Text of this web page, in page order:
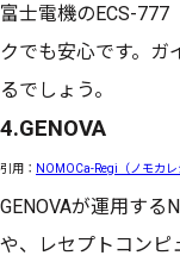
富士電機のECS-
クでも安心です。ガ
るでしょう。
4.GENOVA
引用： NOMOCa-Regi（ノモカ
GENOVAが運用す
や、レセプトコンピ